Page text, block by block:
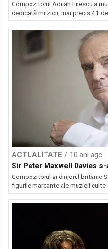
Compozitorul Adrian Enescu a
dedicată muzicii, mai precis 41
ACTUALITATE
10 ani ago
Sir Peter Maxwell Davies
Compozitorul şi dirijorul britanic
figurile marcante ale muzicii culte